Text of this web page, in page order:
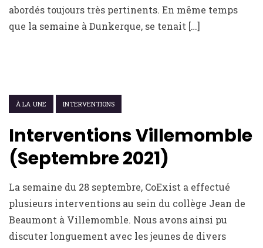
abordés toujours très pertinents. En même temps
que la semaine à Dunkerque, se tenait […]
À LA UNE INTERVENTIONS
Interventions Villemomble
(Septembre 2021)
La semaine du 28 septembre, CoExist a effectué
plusieurs interventions au sein du collège Jean de
Beaumont à Villemomble. Nous avons ainsi pu
discuter longuement avec les jeunes de divers